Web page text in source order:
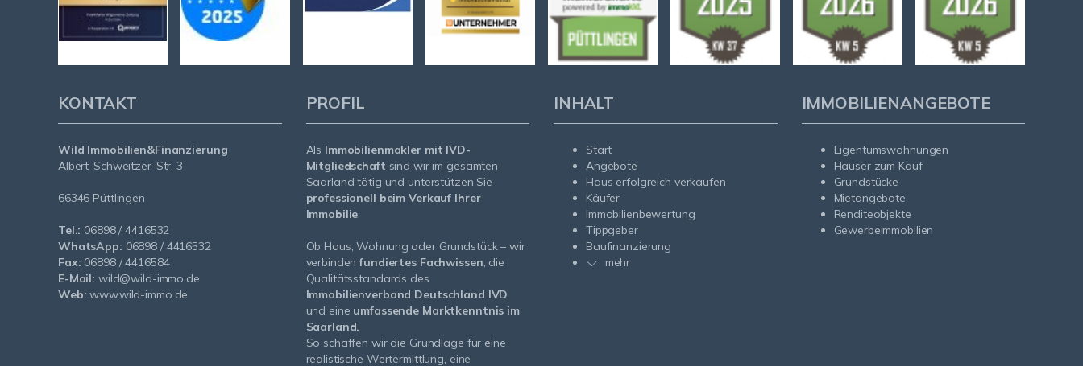
KONTAKT
Wild Immobilien&Finanzierung
Albert-Schweitzer-Str. 3
66346 Püttlingen
Tel.: 06898 / 4416532
WhatsApp: 06898 / 4416532
Fax: 06898 / 4416584
E-Mail: wild@wild-immo.de
Web: www.wild-immo.de
PROFIL
Als Immobilienmakler mit IVD-
Mitgliedschaft sind wir im gesamten
Saarland tätig und unterstützen Sie
professionell beim Verkauf Ihrer
Immobilie.
Ob Haus, Wohnung oder Grundstück – wir
verbinden fundiertes Fachwissen, die
Qualitätsstandards des
Immobilienverband Deutschland IVD
und eine umfassende Marktkenntnis im
Saarland.
So schaffen wir die Grundlage für eine
realistische Wertermittlung, eine
INHALT
Start
Angebote
Haus erfolgreich verkaufen
Käufer
Immobilienbewertung
Tippgeber
Baufinanzierung
mehr
IMMOBILIENANGEBOTE
Eigentumswohnungen
Häuser zum Kauf
Grundstücke
Mietangebote
Renditeobjekte
Gewerbeimmobilien